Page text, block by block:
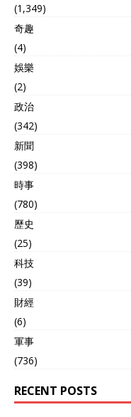
续约的事情。 但特朗普在白
宫告诉记者，美国和俄罗斯
讨论限制核武器的数量，同
时也希望把中国纳入其中，
因为中国拥有的核武器排行
全球第三，为了“地球安
全”考虑，希望中国也能加
入。 这里有一个误区就是，
从表面上来看，特朗普这次
主打的是和俄罗斯谈核军
加入。 但事实并非如此，美
国盯上中国核问题已经很久
了。 过去几年，五角大楼几
乎是每年一份分析中国核武
器的“战略文件”，官员们也
多次表达“担忧”，各种渲染
中国核力量增长快等等。 美
媒一度认为，特朗普和俄罗
斯的核裁军并不是要紧事
项，当前最要紧的是美国如
程中。 特朗普现在关注亚太
地区对手，要远多于欧洲地
区。 在特朗普等了两天后，
27日中国也用8个字回应了
美国的要求，是“既不合理也
不现实”。 这次的回应相比
(1,349)
奇趣
(4)
娛樂
(2)
政治
(342)
新聞
(398)
時事
(780)
歷史
(25)
科技
(39)
財經
(6)
軍事
(736)
RECENT POSTS